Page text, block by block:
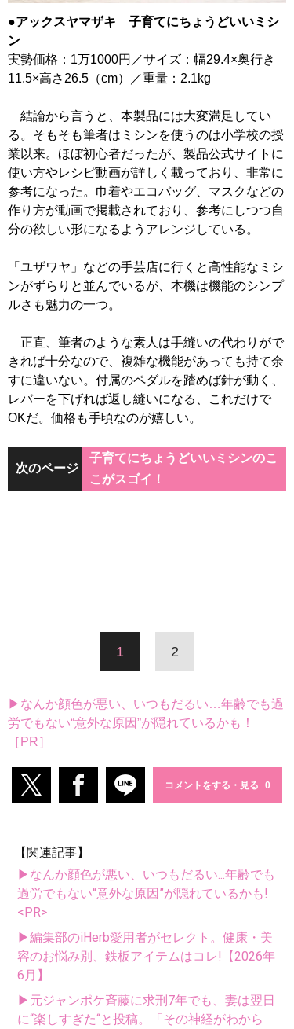
●アックスヤマザキ 子育てにちょうどいいミシ
ン
実勢価格：1万1000円／サイズ：幅29.4×奥行き
11.5×高さ26.5（cm）／重量：2.1kg
結論から言うと、本製品には大変満足してい
る。そもそも筆者はミシンを使うのは小学校の授
業以来。ほぼ初心者だったが、製品公式サイトに
使い方やレシピ動画が詳しく載っており、非常に
参考になった。巾着やエコバッグ、マスクなどの
作り方が動画で掲載されており、参考にしつつ自
分の欲しい形になるようアレンジしている。
「ユザワヤ」などの手芸店に行くと高性能なミシ
ンがずらりと並んでいるが、本機は機能のシンプ
ルさも魅力の一つ。
正直、筆者のような素人は手縫いの代わりがで
きれば十分なので、複雑な機能があっても持て余
すに違いない。付属のペダルを踏めば針が動く、
レバーを下げれば返し縫いになる、これだけで
OKだ。価格も手頃なのが嬉しい。
次のページ
子育てにちょうどいいミシンのこ
こがスゴイ！
1 2
▶なんか顔色が悪い、いつもだるい…年齢でも過
労でもない“意外な原因”が隠れているかも！
［PR］
コメントをする・見る
【関連記事】
▶なんか顔色が悪い、いつもだるい...年齢でも
過労でもない“意外な原因”が隠れているかも!
<PR>
▶編集部のiHerb愛用者がセレクト。健康・美
容のお悩み別、鉄板アイテムはコレ!【2026年
6月】
▶元ジャンポケ斉藤に求刑7年でも、妻は翌日
に“楽しすぎた“と投稿。「その神経がわから